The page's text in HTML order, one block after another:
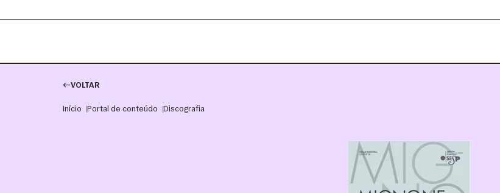
VOLTAR
Início Portal de conteúdo Discografia